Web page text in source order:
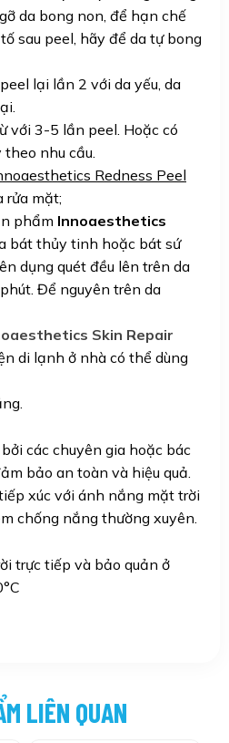
da bong non, để hạn chế
sau peel, hãy để da tự bong
lại lần 2 với da yếu, da
với 3-5 lần peel. Hoặc có
nhu cầu.
Redness Peel
rửa mặt;
phẩm Innoaesthetics
bát thủy tinh hoặc bát sứ
dụng quét đều lên trên da
Để nguyên trên da
Skin Repair
di lạnh ở nhà có thể dùng
các chuyên gia hoặc bác
bảo an toàn và hiệu quả.
xúc với ánh nắng mặt trời
chống nắng thường xuyên.
trực tiếp và bảo quản ở
LIÊN QUAN